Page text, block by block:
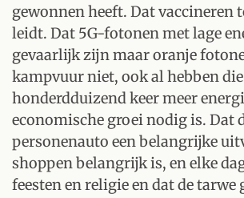
gewonnen heeft. Dat vaccineren
leidt. Dat 5G-fotonen met lage
gevaarlijk zijn maar oranje
kampvuur niet, ook al hebben die
honderdduizend keer meer
economische groei nodig is. Dat
personenauto een belangrijke
shoppen belangrijk is, en elke
feesten en religie en dat de tarwe